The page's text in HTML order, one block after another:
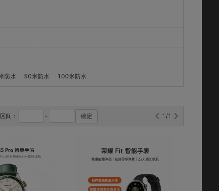
防水 50米防水 100米防水
间： - 确定 1/1